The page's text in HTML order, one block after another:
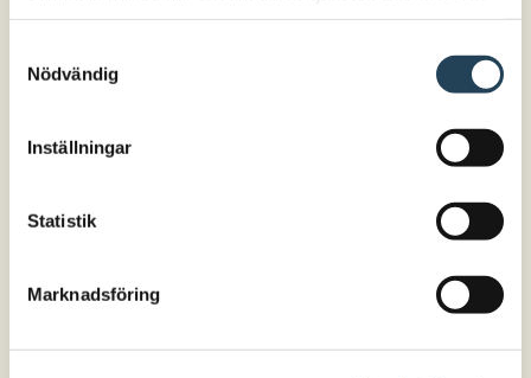
hur vi hanterar cookies här.
Nödvändig
Inställningar
Statistik
Marknadsföring
alla förskolor har olika förutsättningar. Här
innehålla, hur du kan ta vara på platser i
tillföra material i utemiljön. Du får också
och inne och vilka konsekvenser det ger i
För dig som ...